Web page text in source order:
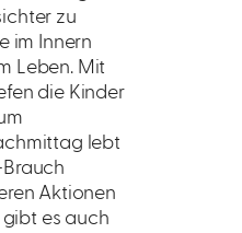
zu
im Innern
Leben. Mit
die Kinder
lebt
Aktionen
es auch